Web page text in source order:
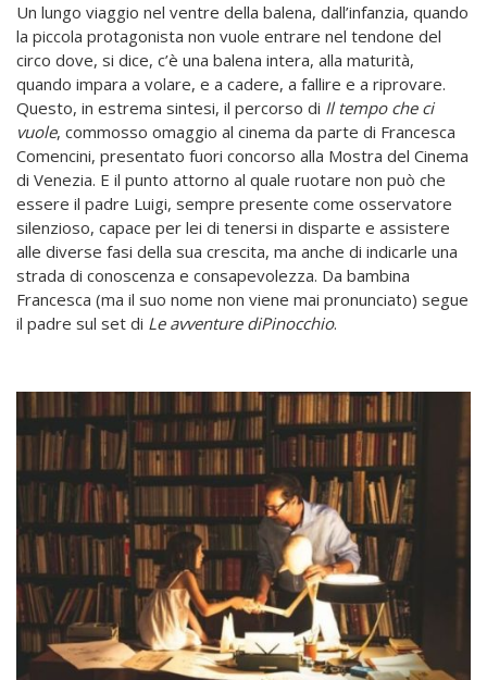
Un lungo viaggio nel ventre della balena, dall’infanzia, quando
la piccola protagonista non vuole entrare nel tendone del
circo dove, si dice, c’è una balena intera, alla maturità,
quando impara a volare, e a cadere, a fallire e a riprovare.
Questo, in estrema sintesi, il percorso di Il tempo che ci
vuole, commosso omaggio al cinema da parte di Francesca
Comencini, presentato fuori concorso alla Mostra del Cinema
di Venezia. E il punto attorno al quale ruotare non può che
essere il padre Luigi, sempre presente come osservatore
silenzioso, capace per lei di tenersi in disparte e assistere
alle diverse fasi della sua crescita, ma anche di indicarle una
strada di conoscenza e consapevolezza. Da bambina
Francesca (ma il suo nome non viene mai pronunciato) segue
il padre sul set di Le avventure diPinocchio.